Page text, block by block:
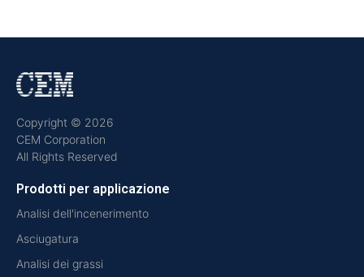
Copyright © 2026
CEM Corporation
All Rights Reserved
Prodotti per applicazione
Analisi dell'incenerimento
Asciugatura
Analisi dei grassi